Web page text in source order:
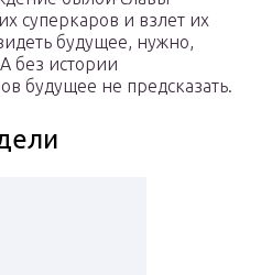
суперкаров и взлет их
будущее, нужно,
без истории
будущее не предсказать.